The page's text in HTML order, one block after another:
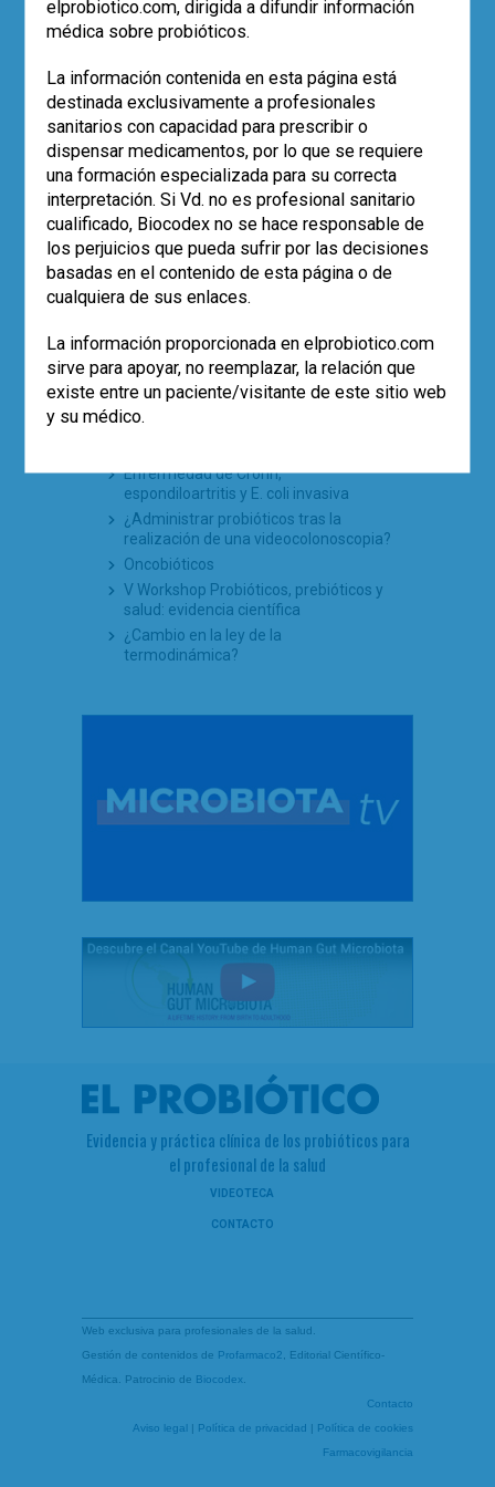
POST RECIENTES
Los datos de vida real confirman el
papel deSaccharomyces boulardii
CNCM I-745 en la erradicación deH.
pylori
Eco-solidaridad para superar la
adversidad
El uso de probióticos aumenta, pero…
¿quién los recomienda?
Empleo de la cepaSaccharomyces
boulardii
CNCM I-745 en la prevención
de la diarrea asociada a antibióticos
en pediatría (estudio SABURA)
de la microbiota en 2025
TE PUEDE INTERESAR
Enfermedad de Crohn,
espondiloartritis y E. coli invasiva
¿Administrar probióticos tras la
realización de una videocolonoscopia?
Oncobióticos
V Workshop Probióticos, prebióticos y
salud: evidencia científica
¿Cambio en la ley de la
termodinámica?
Evidencia y práctica clínica de los probióticos para
el profesional de la salud
VIDEOTECA
CONTACTO
Web exclusiva para profesionales de la salud.
Gestión de contenidos de Profarmaco2 , Editorial Científico-
Médica. Patrocinio de Biocodex
Contacto
Aviso legal | Política de privacidad | Política de cookies
Farmacovigilancia
elprobiotico.com, dirigida a difundir información
médica sobre probióticos.
La información contenida en esta página está
destinada exclusivamente a profesionales
sanitarios con capacidad para prescribir o
dispensar medicamentos, por lo que se requiere
una formación especializada para su correcta
interpretación. Si Vd. no es profesional sanitario
cualificado, Biocodex no se hace responsable de
los perjuicios que pueda sufrir por las decisiones
basadas en el contenido de esta página o de
cualquiera de sus enlaces.
La información proporcionada en elprobiotico.com
sirve para apoyar, no reemplazar, la relación que
existe entre un paciente/visitante de este sitio web
y su médico.